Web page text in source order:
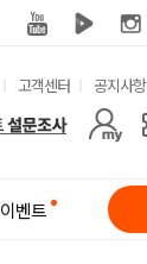
고객센터 공지사항
이벤트